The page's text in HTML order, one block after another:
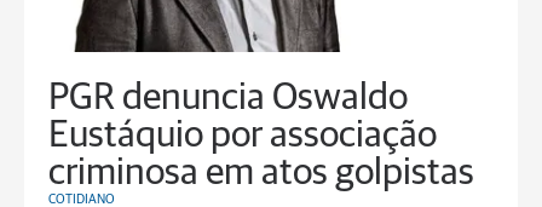
PGR denuncia Oswaldo
Eustáquio por associação
criminosa em atos golpistas
COTIDIANO